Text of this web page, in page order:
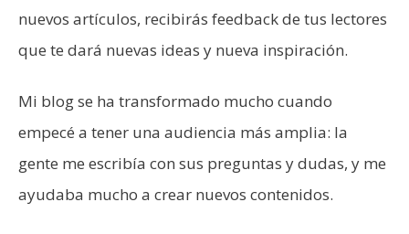
nuevos artículos, recibirás feedback de tus lectores
que te dará nuevas ideas y nueva inspiración.
Mi blog se ha transformado mucho cuando
empecé a tener una audiencia más amplia: la
gente me escribía con sus preguntas y dudas, y me
ayudaba mucho a crear nuevos contenidos.